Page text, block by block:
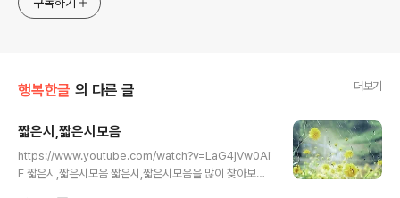
행복한글 의 다른 글 더보기
짧은시,짧은시모음
https://www.youtube.com/watch?v=LaG4jVw0Ai
E 짧은시,짧은시모음 짧은시,짧은시모음을 많이 찾아보았